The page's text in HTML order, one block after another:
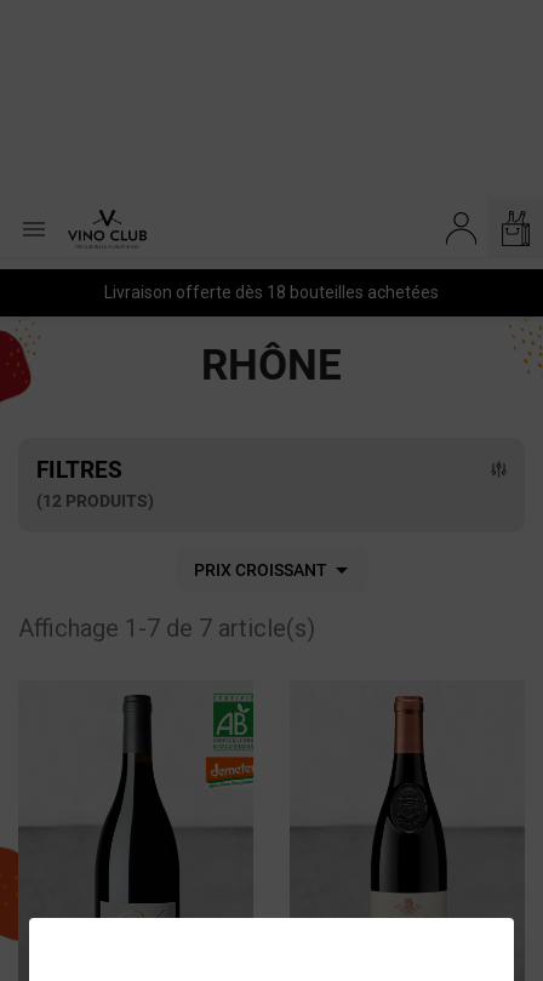

Livraison offerte dès 18 bouteilles achetées
RHÔNE
FILTRES
(12 PRODUITS)
PRIX CROISSANT 
Affichage 1-7 de 7 article(s)